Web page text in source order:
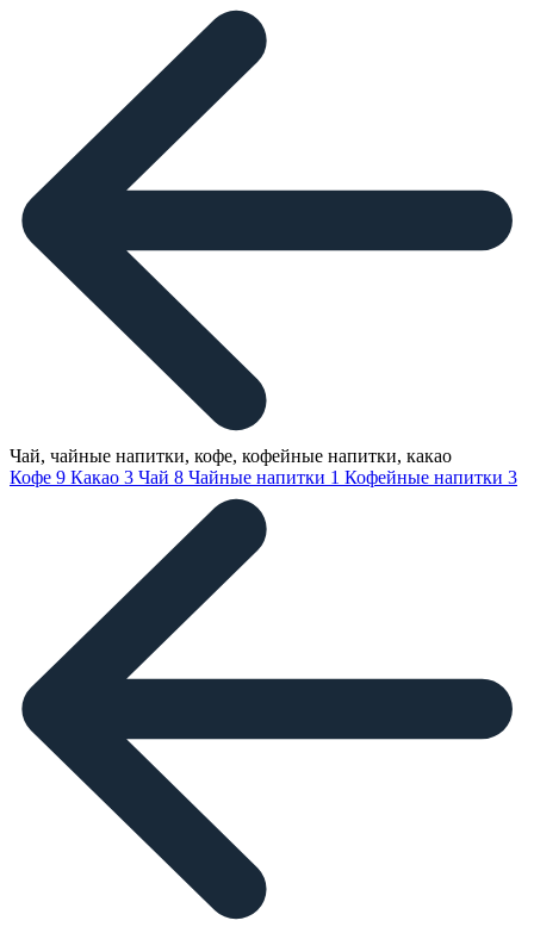
Чай, чайные напитки, кофе, кофейные напитки, какао
Кофе 9 Какао 3 Чай 8 Чайные напитки 1 Кофейные напитки 3